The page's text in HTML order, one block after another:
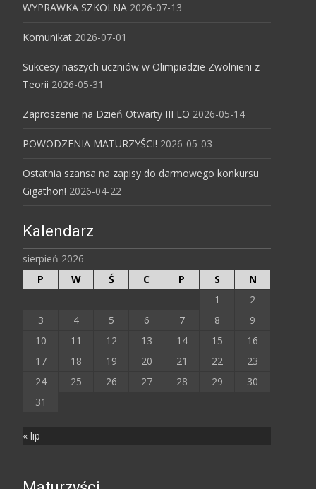
WYPRAWKA SZKOLNA 2026-07-13
Komunikat 2026-07-01
Sukcesy naszych uczniów w Olimpiadzie Zwolnieni z
Teorii 2026-05-31
Zaproszenie na Dzień Otwarty III LO 2026-05-14
POWODZENIA MATURZYŚCI! 2026-05-03
Ostatnia szansa na zapisy do darmowego konkursu
Gigathon! 2026-04-22
Kalendarz
sierpień 2026
P
W Ś C P S
N
1
2
3
4 5 6 7 8
9
10
11 12 13 14 15
16
17
18 19 20 21 22
23
24
25 26 27 28 29
30
31
« lip